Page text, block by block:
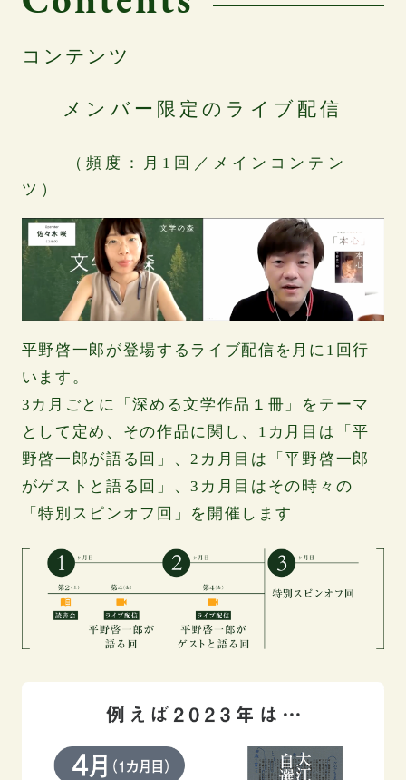
コンテンツ
メンバー限定のライブ配信
（頻度：月1回／メインコンテン
ツ）
平野啓一郎が登場するライブ配信を月に1回行
います。
3カ月ごとに「深める文学作品１冊」をテーマ
として定め、その作品に関し、1カ月目は「平
野啓一郎が語る回」、2カ月目は「平野啓一郎
がゲストと語る回」、3カ月目はその時々の
「特別スピンオフ回」を開催します